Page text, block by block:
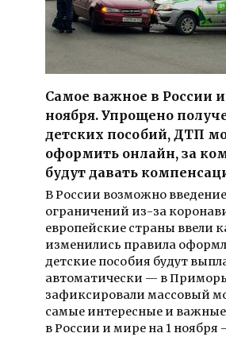
Самое важное в России
ноября. Упрощено
детских пособий, ДТП
оформить онлайн, за
будут давать
В России возможно
ограничений из-за
европейские страны ввели
изменились правила
детские пособия будут
автоматически — в
зафиксировали массовый
самые интересные и
в России и мире на 1 ноября